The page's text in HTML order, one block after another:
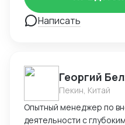
фабричных аудитов,
документации. Ведение переговоров: Навыки
контроль заказа от
(сопровождение заказа,
производства). Знание
(EXW, FOB, CIF), работа
Написать
Георгий
Пекин, Китай
Опытный менеджер по
деятельности с